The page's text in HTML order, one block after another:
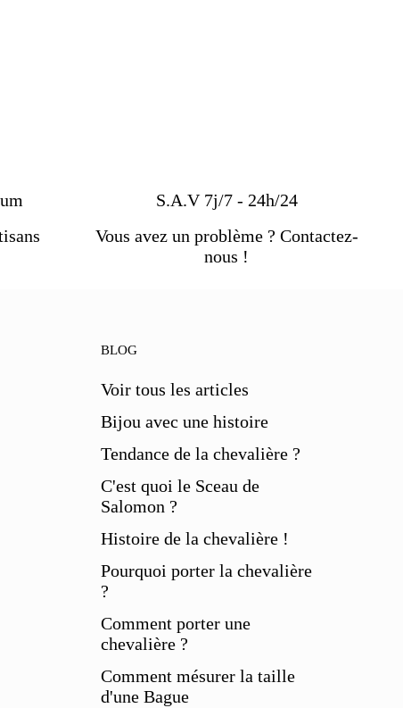
S.A.V 7j/7 - 24h/24
Vous avez un problème ? Contactez-
nous !
BLOG
Voir tous les articles
Bijou avec une histoire
Tendance de la chevalière ?
C'est quoi le Sceau de
Salomon ?
Histoire de la chevalière !
Pourquoi porter la chevalière
?
Comment porter une
chevalière ?
Comment mésurer la taille
d'une Bague